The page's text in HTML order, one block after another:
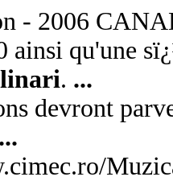
- 2006
ainsi qu'une
. ...
devront
...